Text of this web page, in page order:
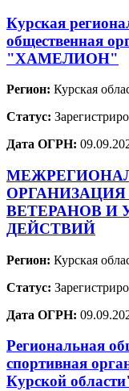
Курская
общественная
"ХАМЕЛИОН"
Регион: Курская
Статус:
Дата ОГРН:
ВЕТЕРАНОВ И
ДЕЙСТВИЙ
Регион: Курская
Статус:
Дата ОГРН:
Региональная
спортивная
Курской